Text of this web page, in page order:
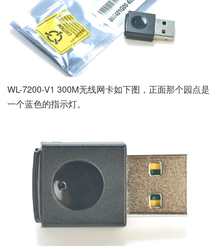
WL-7200-V1 300M无线网卡如下图，正面那个园点是
一个蓝色的指示灯。